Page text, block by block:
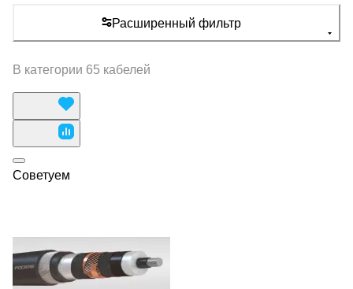
Расширенный фильтр
В категории 65 кабелей
Советуем